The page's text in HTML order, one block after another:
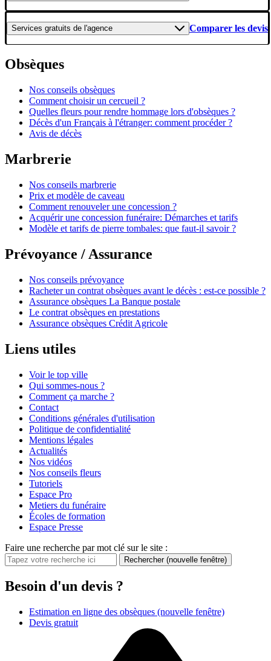
Services gratuits de l'agence Comparer les devis
Obsèques
Nos conseils obsèques
Comment choisir un cercueil ?
Quelles fleurs pour rendre hommage lors d'obsèques ?
Décès d'un Français à l'étranger: comment procéder ?
Avis de décès
Marbrerie
Nos conseils marbrerie
Prix et modèle de caveau
Comment renouveler une concession ?
Acquérir une concession funéraire: Démarches et tarifs
Modèle et tarifs de pierre tombales: que faut-il savoir ?
Prévoyance / Assurance
Nos conseils prévoyance
Racheter un contrat obsèques avant le décès : est-ce possible ?
Assurance obsèques La Banque postale
Le contrat obsèques en prestations
Assurance obsèques Crédit Agricole
Liens utiles
Voir le top ville
Qui sommes-nous ?
Comment ça marche ?
Contact
Conditions générales d'utilisation
Politique de confidentialité
Mentions légales
Actualités
Nos vidéos
Nos conseils fleurs
Tutoriels
Espace Pro
Metiers du funéraire
Écoles de formation
Espace Presse
Faire une recherche par mot clé sur le site :
Rechercher (nouvelle fenêtre)
Besoin d'un devis ?
Estimation en ligne des obsèques (nouvelle fenêtre)
Devis gratuit